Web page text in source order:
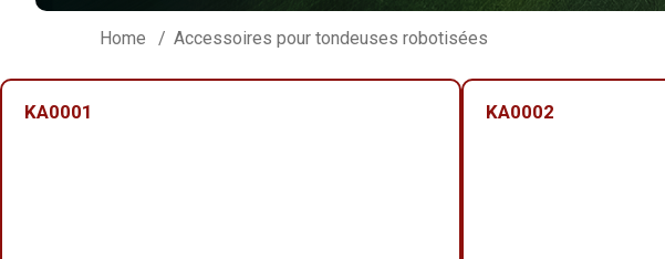
Home Accessoires pour tondeuses robotisées
KA0001 KA0002